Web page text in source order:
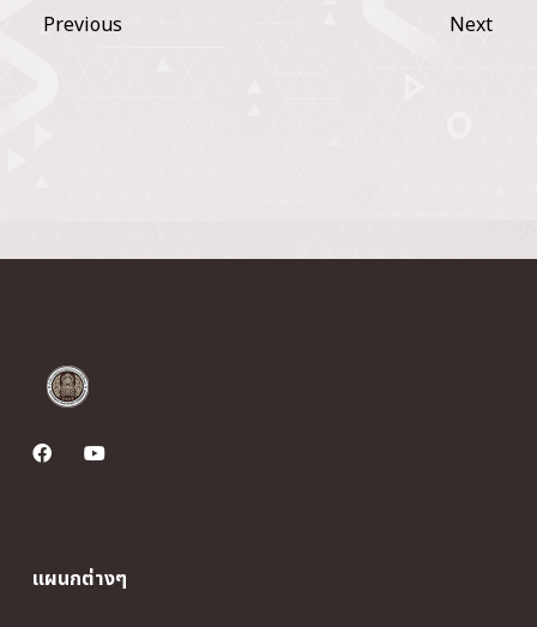
Previous Next
แผนกต่างๆ